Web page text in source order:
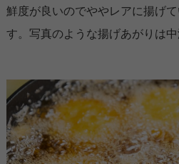
鮮度が良いのでややレアに揚げ
す。写真のような揚げあがりは